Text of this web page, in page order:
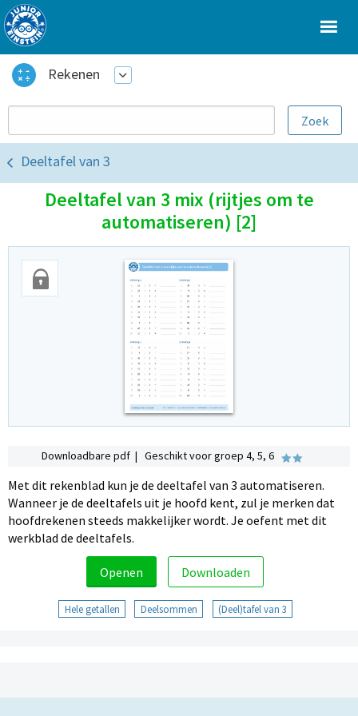
Rekenen
Deeltafel van 3
Deeltafel van 3 mix (rijtjes om te
automatiseren) [2]
Downloadbare pdf | Geschikt voor groep 4, 5, 6
Met dit rekenblad kun je de deeltafel van 3 automatiseren.
Wanneer je de deeltafels uit je hoofd kent, zul je merken dat
hoofdrekenen steeds makkelijker wordt. Je oefent met dit
werkblad de deeltafels.
Openen Downloaden
Hele getallen Deelsommen (Deel)tafel van 3